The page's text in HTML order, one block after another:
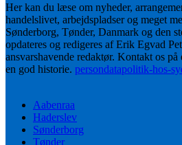
Her kan du læse om nyheder,
handelslivet, arbejdspladser og meget
Sønderborg, Tønder, Danmark og den
opdateres og redigeres af Erik Egvad
ansvarshavende redaktør. Kontakt os
en god historie. persondatapolitik-hos-
Aabenraa
Haderslev
Sønderborg
Tønder